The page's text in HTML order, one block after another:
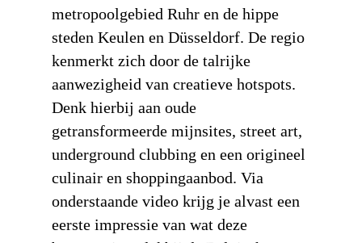
metropoolgebied Ruhr en de hippe
steden Keulen en Düsseldorf. De regio
kenmerkt zich door de talrijke
aanwezigheid van creatieve hotspots.
Denk hierbij aan oude
getransformeerde mijnsites, street art,
underground clubbing en een origineel
culinair en shoppingaanbod. Via
onderstaande video krijg je alvast een
eerste impressie van wat deze